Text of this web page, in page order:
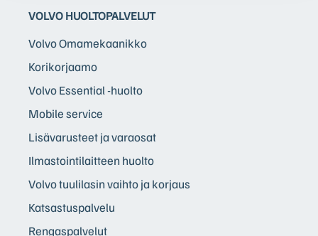
VOLVO HUOLTOPALVELUT
Volvo Omamekaanikko
Korikorjaamo
Volvo Essential -huolto
Mobile service
Lisävarusteet ja varaosat
Ilmastointilaitteen huolto
Volvo tuulilasin vaihto ja korjaus
Katsastuspalvelu
Rengaspalvelut